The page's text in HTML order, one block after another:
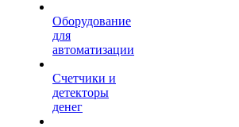
Оборудование
для
автоматизации
Счетчики и
детекторы
денег